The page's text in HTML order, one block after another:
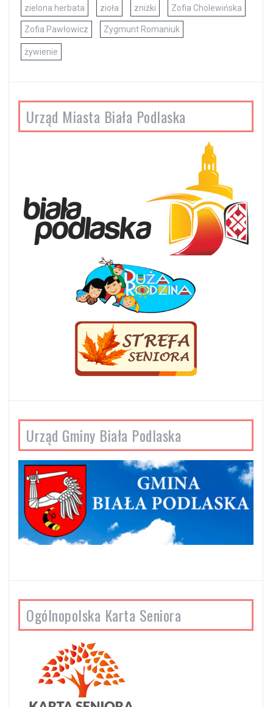
zielona herbata zioła zniżki Zofia Cholewińska
Zofia Pawłowicz Zygmunt Romaniuk
żywienie
Urząd Miasta Biała Podlaska
Urząd Gminy Biała Podlaska
Ogólnopolska Karta Seniora